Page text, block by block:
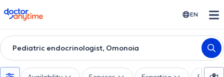
doctoranytime EN
Pediatric endocrinologist, Omonoia